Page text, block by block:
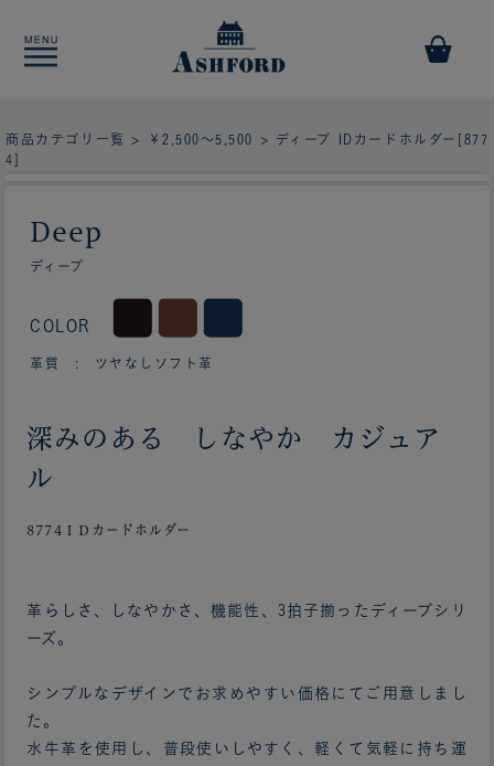
商品カテゴリ一覧 > ￥2,500～5,500
> ディープ IDカードホルダー[877
4]
Deep
ディープ
COLOR
革質 : ツヤなしソフト革
深みのある しなやか カジュア
ル
8774ＩＤカードホルダー
革らしさ、しなやかさ、機能性、3拍子揃ったディープシリ
ーズ。
シンプルなデザインでお求めやすい価格にてご用意しまし
た。
水牛革を使用し、普段使いしやすく、軽くて気軽に持ち運